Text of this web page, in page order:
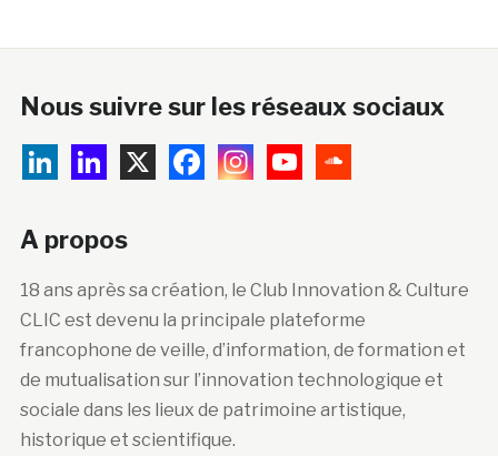
Nous suivre sur les réseaux sociaux
A propos
18 ans après sa création, le Club Innovation & Culture
CLIC est devenu la principale plateforme
francophone de veille, d’information, de formation et
de mutualisation sur l’innovation technologique et
sociale dans les lieux de patrimoine artistique,
historique et scientifique.